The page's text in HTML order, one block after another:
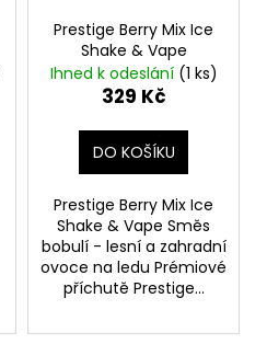
Prestige Berry Mix Ice
Shake & Vape
Ihned k odeslání (1 ks)
329 Kč
DO KOŠÍKU
Prestige Berry Mix Ice
Shake & Vape Směs
bobulí - lesní a zahradní
ovoce na ledu Prémiové
příchutě Prestige...